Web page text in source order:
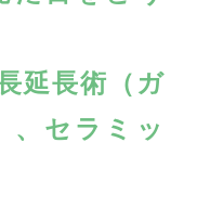
延長術（ガ
、セラミッ